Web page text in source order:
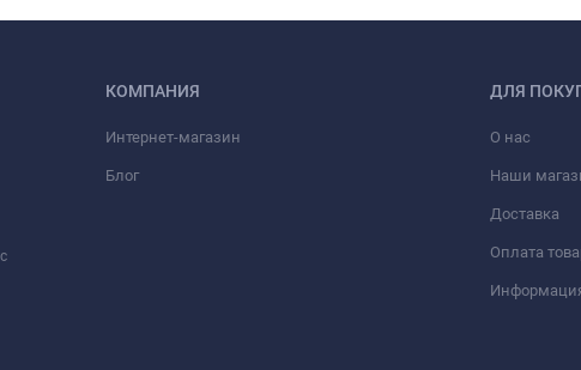
КОМПАНИЯ
Интернет-магазин
Блог
ДЛЯ
О нас
Наши
Доставка
Оплата